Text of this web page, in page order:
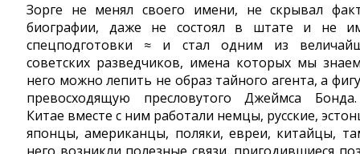
Зорге не менял своего имени, не скрывал
биографии, даже не состоял в штате и не
спецподготовки ≈ и стал одним из
советских разведчиков, имена которых мы
него можно лепить не образ тайного агента, а
превосходящую пресловутого Джеймса
Китае вместе с ним работали немцы, русские,
японцы, американцы, поляки, евреи, китайцы,